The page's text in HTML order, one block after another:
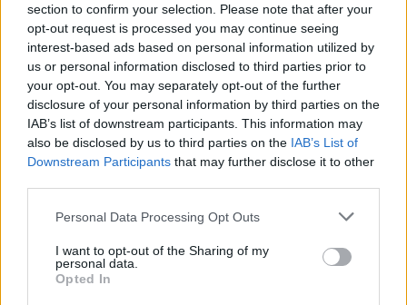
section to confirm your selection. Please note that after your
opt-out request is processed you may continue seeing
interest-based ads based on personal information utilized by
us or personal information disclosed to third parties prior to
your opt-out. You may separately opt-out of the further
disclosure of your personal information by third parties on the
IAB’s list of downstream participants. This information may
also be disclosed by us to third parties on the IAB’s List of
Downstream Participants that may further disclose it to other
Personal Data Processing Opt Outs
I want to opt-out of the Sharing of my
personal data.
Opted In
Zpravodajství
Letní veřejné bruslení navštívilo téměř 200 lidí
Veronika Bonková - 25. 8. 2018
PŘÍBRAM – Sportovní zařízení města Příbram pořádalo v srpnu jako
zpestření pro obyvatele Příbrami Letní veřejné bruslení. Konalo
celkem šestkrát a možnost ochladit se...